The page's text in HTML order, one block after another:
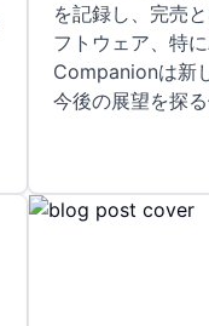
を記録し、完売
フトウェア、特
Companionは新
今後の展望を探